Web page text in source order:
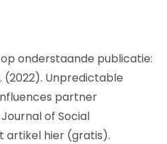
onderstaande publicatie:
(2022). Unpredictable
partner
of Social
artikel hier (gratis).